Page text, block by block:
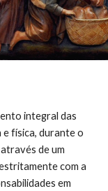
integral das
e física, durante o
de um
com a
em